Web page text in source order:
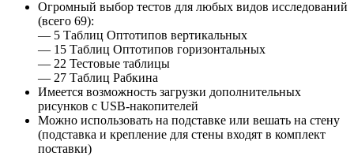
Огромный выбор тестов для любых видов исследований
(всего 69):
— 5 Таблиц Оптотипов вертикальных
— 15 Таблиц Оптотипов горизонтальных
— 22 Тестовые таблицы
— 27 Таблиц Рабкина
Имеется возможность загрузки дополнительных
рисунков с USB-накопителей
Можно использовать на подставке или вешать на стену
(подставка и крепление для стены входят в комплект
поставки)